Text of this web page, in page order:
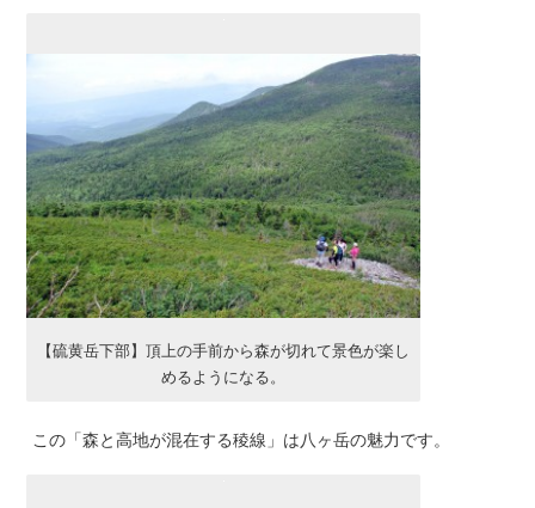
【硫黄岳下部】頂上の手前から森が切れて景色が楽し
めるようになる。
この「森と高地が混在する稜線」は八ヶ岳の魅力です。